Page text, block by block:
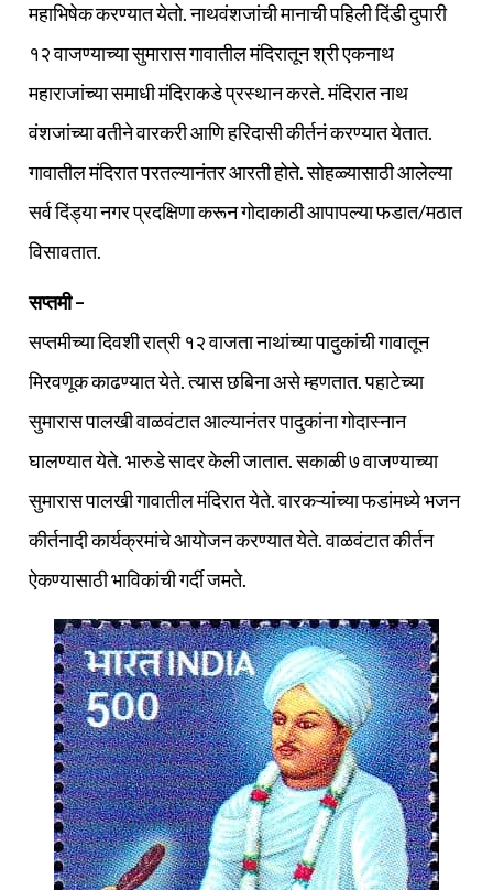
महाभिषेक करण्यात येतो. नाथवंशजांची मानाची पहिली दिंडी दुपारी
१२ वाजण्याच्या सुमारास गावातील मंदिरातून श्री एकनाथ
महाराजांच्या समाधी मंदिराकडे प्रस्थान करते. मंदिरात नाथ
वंशजांच्या वतीने वारकरी आणि हरिदासी कीर्तनं करण्यात येतात.
गावातील मंदिरात परतल्यानंतर आरती होते. सोहळ्यासाठी आलेल्या
सर्व दिंड्या नगर प्रदक्षिणा करून गोदाकाठी आपापल्या फडात/मठात
विसावतात.
सप्तमी –
सप्तमीच्या दिवशी रात्री १२ वाजता नाथांच्या पादुकांची गावातून
मिरवणूक काढण्यात येते. त्यास छबिना असे म्हणतात. पहाटेच्या
सुमारास पालखी वाळवंटात आल्यानंतर पादुकांना गोदास्नान
घालण्यात येते. भारुडे सादर केली जातात. सकाळी ७ वाजण्याच्या
सुमारास पालखी गावातील मंदिरात येते. वारकऱ्यांच्या फडांमध्ये भजन
कीर्तनादी कार्यक्रमांचे आयोजन करण्यात येते. वाळवंटात कीर्तन
ऐकण्यासाठी भाविकांची गर्दी जमते.